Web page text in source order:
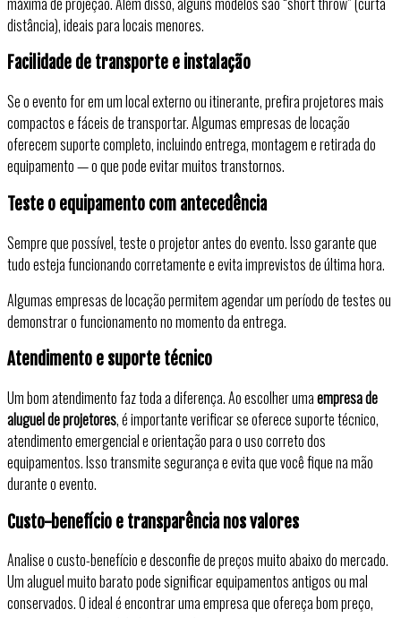
distância), ideais para locais menores.
Facilidade de transporte e instalação
Se o evento for em um local externo ou itinerante, prefira projetores mais
compactos e fáceis de transportar. Algumas empresas de locação
oferecem suporte completo, incluindo entrega, montagem e retirada do
equipamento — o que pode evitar muitos transtornos.
Teste o equipamento com antecedência
Sempre que possível, teste o projetor antes do evento. Isso garante que
tudo esteja funcionando corretamente e evita imprevistos de última hora.
Algumas empresas de locação permitem agendar um período de testes ou
demonstrar o funcionamento no momento da entrega.
Atendimento e suporte técnico
Um bom atendimento faz toda a diferença. Ao escolher umaempresa de
aluguel de projetores, é importante verificar se oferece suporte técnico,
atendimento emergencial e orientação para o uso correto dos
equipamentos. Isso transmite segurança e evita que você fique na mão
durante o evento.
Custo-benefício e transparência nos valores
Analise o custo-benefício e desconfie de preços muito abaixo do mercado.
Um aluguel muito barato pode significar equipamentos antigos ou mal
conservados. O ideal é encontrar uma empresa que ofereça bom preço,